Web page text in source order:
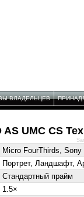
ВЛАДЕЛЬЦЕВ
UMC CS
Micro FourThirds,
Портрет, Ландшафт,
Стандартный прайм
1.5×